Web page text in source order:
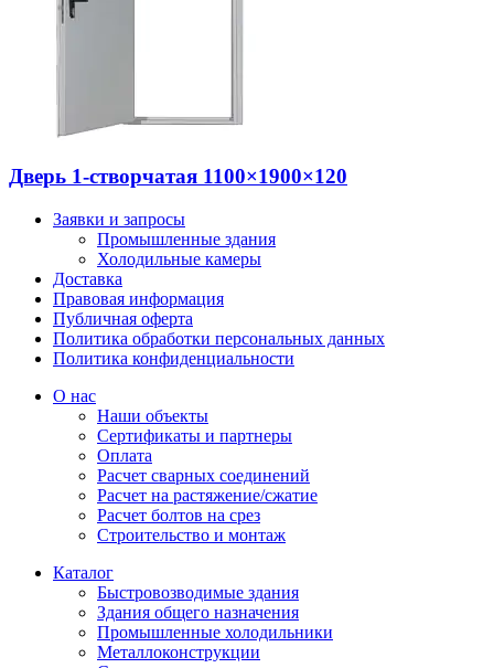
Дверь 1-створчатая 1100×1900×120
Заявки и запросы
Промышленные здания
Холодильные камеры
Доставка
Правовая информация
Публичная оферта
Политика обработки персональных данных
Политика конфиденциальности
О нас
Наши объекты
Сертификаты и партнеры
Оплата
Расчет сварных соединений
Расчет на растяжение/сжатие
Расчет болтов на срез
Строительство и монтаж
Каталог
Быстровозводимые здания
Здания общего назначения
Промышленные холодильники
Металлоконструкции